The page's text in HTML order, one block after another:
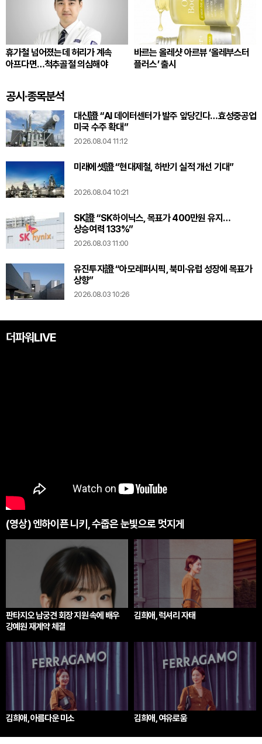
휴가철 넘어졌는데 허리가 계속
아프다면…척추골절 의심해야
바르는 올레샷 아르뷰 ‘올레부스터
플러스’ 출시
공시·종목분석
대신證 “AI 데이터센터가 발주 앞당긴다…효성중공업
미국 수주 확대”
2026.08.04 11:12
미래에셋證 “현대제철, 하반기 실적 개선 기대”
2026.08.04 10:21
SK證 “SK하이닉스, 목표가 400만원 유지…
상승여력 133%”
2026.08.03 11:00
유진투자證 “아모레퍼시픽, 북미·유럽 성장에 목표가
상향”
2026.08.03 10:26
더파워LIVE
(영상) 엔하이픈 니키, 수줍은 눈빛으로 멋지게
판타지오 남궁견 회장 지원 속에 배우
강예원 재계약 체결
김희애, 럭셔리 자태
김희애, 아름다운 미소 김희애, 여유로움